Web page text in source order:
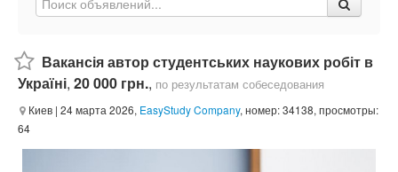
Вакансія автор студентських наукових робіт в
Україні, 20 000 грн., по результатам собеседования
Киев | 24 марта 2026, EasyStudy Company, номер: 34138, просмотры:
64